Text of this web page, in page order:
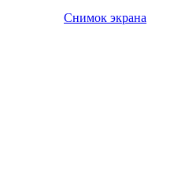
Снимок экрана